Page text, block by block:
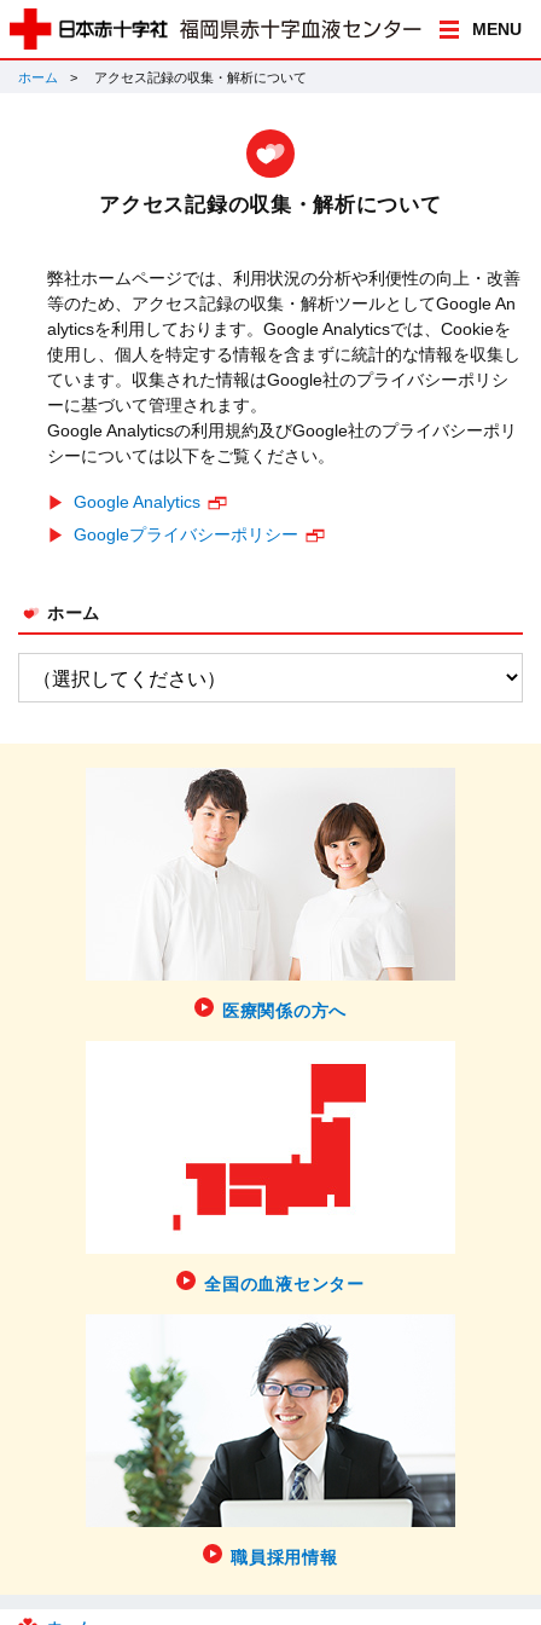
MENU
ホーム アクセス記録の収集・解析について
アクセス記録の収集・解析について
弊社ホームページでは、利用状況の分析や利便性の向上・改善
等のため、アクセス記録の収集・解析ツールとしてGoogle An
alyticsを利用しております。Google Analyticsでは、Cookieを
使用し、個人を特定する情報を含まずに統計的な情報を収集し
ています。収集された情報はGoogle社のプライバシーポリシ
ーに基づいて管理されます。
Google Analyticsの利用規約及びGoogle社のプライバシーポリ
シーについては以下をご覧ください。
Google Analytics
Googleプライバシーポリシー
ホーム
医療関係の方へ
全国の血液センター
職員採用情報